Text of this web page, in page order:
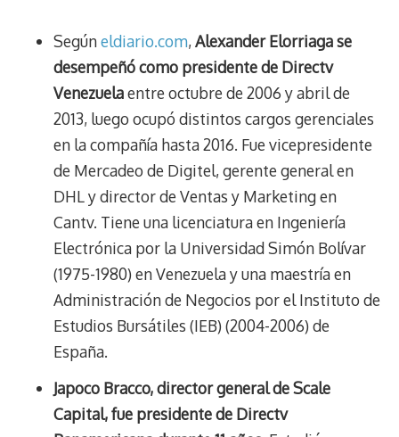
Segúneldiario.com,Alexander Elorriaga se
desempeñó como presidente de Directv
Venezuelaentre octubre de 2006 y abril de
2013, luego ocupó distintos cargos gerenciales
en la compañía hasta 2016. Fue vicepresidente
de Mercadeo de Digitel, gerente general en
DHL y director de Ventas y Marketing en
Cantv. Tiene una licenciatura en Ingeniería
Electrónica por la Universidad Simón Bolívar
(1975-1980) en Venezuela y una maestría en
Administración de Negocios por el Instituto de
Estudios Bursátiles (IEB) (2004-2006) de
España.
Japoco Bracco, director general de Scale
Capital, fue presidente de Directv